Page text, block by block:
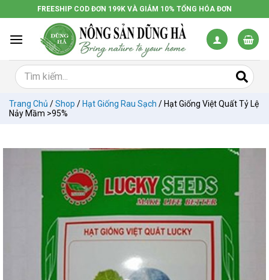
đến
dung
FREESHIP COD ĐƠN 199K VÀ GIẢM 10% TỔNG HÓA ĐƠN
Trang Chủ /Shop / Hạt Giống Rau Sạch / Hạt Giống Việt Quất Tỷ Lệ
Nảy Mầm >95%